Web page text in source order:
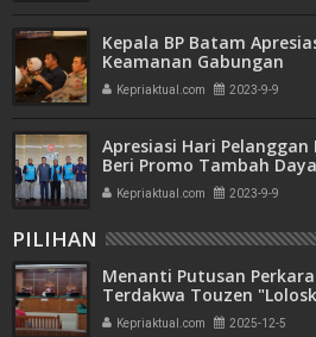
Kepala BP Batam
Keamanan Gabungan
Kepriaktual.com 2023-9-9
Apresiasi Hari
Beri Promo Tambah
Pelanggan
Kepriaktual.com 2023-9-9
PILIHAN
Menanti Putusan
Terdakwa Touzen
Seumur Hidup atau Mati"
Kepriaktual.com 2025-12-5